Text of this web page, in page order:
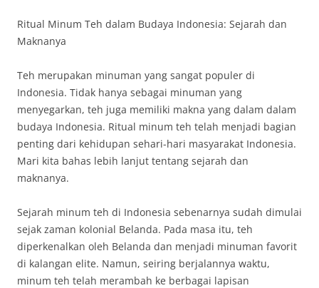
Ritual Minum Teh dalam Budaya Indonesia: Sejarah dan
Maknanya
Teh merupakan minuman yang sangat populer di
Indonesia. Tidak hanya sebagai minuman yang
menyegarkan, teh juga memiliki makna yang dalam dalam
budaya Indonesia. Ritual minum teh telah menjadi bagian
penting dari kehidupan sehari-hari masyarakat Indonesia.
Mari kita bahas lebih lanjut tentang sejarah dan
maknanya.
Sejarah minum teh di Indonesia sebenarnya sudah dimulai
sejak zaman kolonial Belanda. Pada masa itu, teh
diperkenalkan oleh Belanda dan menjadi minuman favorit
di kalangan elite. Namun, seiring berjalannya waktu,
minum teh telah merambah ke berbagai lapisan